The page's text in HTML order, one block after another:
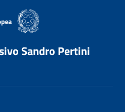
Sandro Pertini